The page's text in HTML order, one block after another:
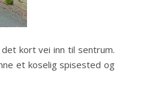
kort vei inn til sentrum.
et koselig spisested og